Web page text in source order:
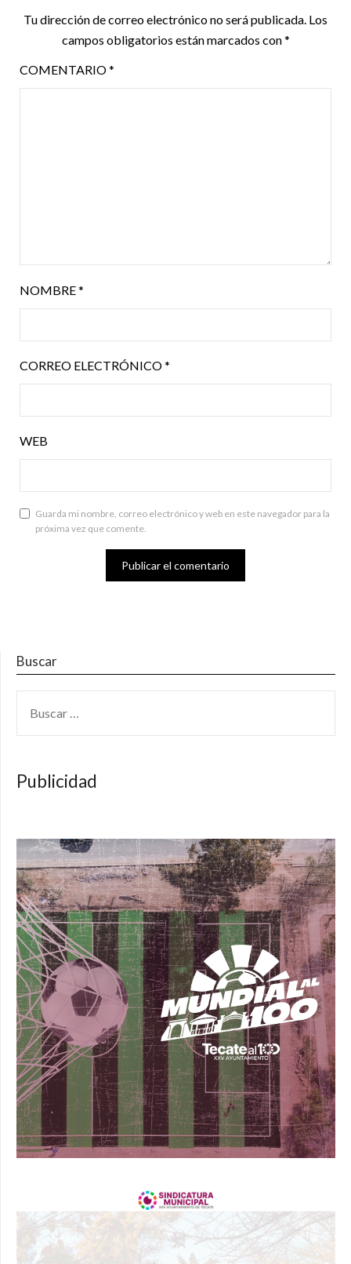
Tu dirección de correo electrónico no será publicada. Los
campos obligatorios están marcados con*
COMENTARIO*
NOMBRE*
CORREO ELECTRÓNICO*
WEB
Guarda mi nombre, correo electrónico y web en este navegador para la
próxima vez que comente.
Buscar
Publicidad